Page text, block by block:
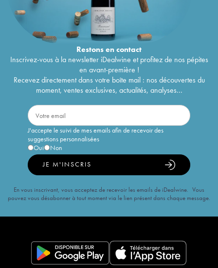
Restons encontact
Inscrivez-vous à la newsletter iDealwine et profitez de nos pépites
en avant-première !
Recevez directement dans votre boîte mail : nos découvertes du
moment, ventes exclusives, actualités, analyses...
J'accepte le suivi de mes emails afin de recevoir des
suggestions personnalisées
Oui
Non
JE M'INSCRIS
En vous inscrivant, vous acceptez de recevoir les emails de iDealwine. Vous
pouvez vous désabonner à tout moment via le lien présent dans chaque message.